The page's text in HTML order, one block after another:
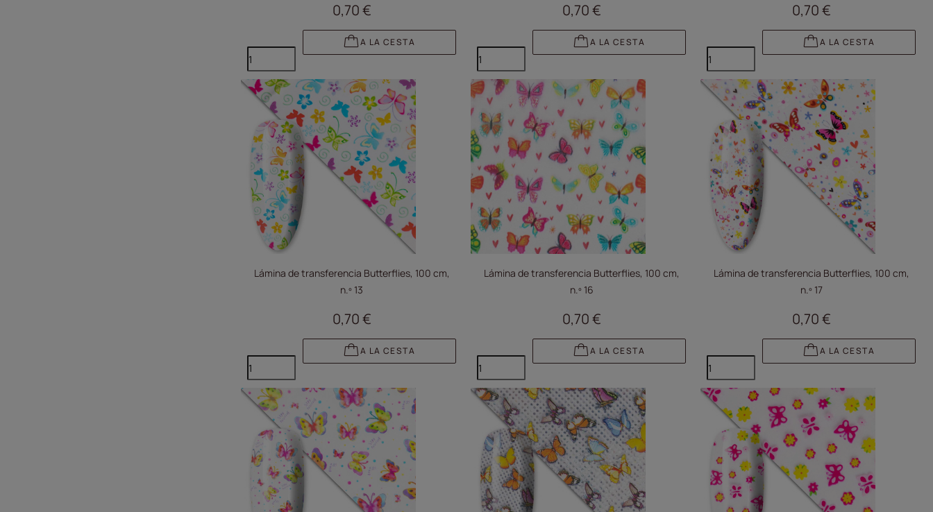
0,70 €
A LA CESTA
0,70 €
A LA CESTA
0,70 €
A LA CESTA
Lámina de transferencia Butterflies, 100 cm,
n.º 13
0,70 €
A LA CESTA
Lámina de transferencia Butterflies, 100 cm,
n.º 16
0,70 €
A LA CESTA
Lámina de transferencia Butterflies, 100 cm,
n.º 17
0,70 €
A LA CESTA